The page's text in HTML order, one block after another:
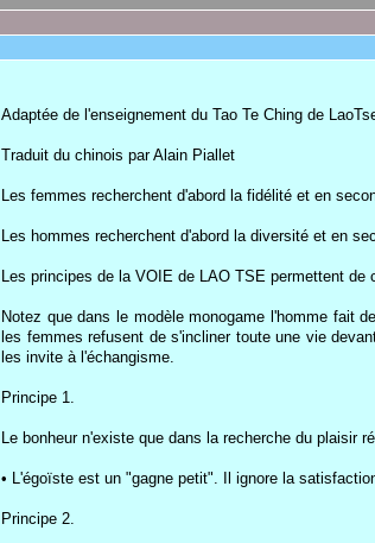
Adaptée de l'enseignement du Tao Te Ching de
Traduit du chinois par Alain Piallet
Les femmes recherchent d'abord la fidélité et en
Les hommes recherchent d'abord la diversité et en
Les principes de la VOIE de LAO TSE permettent
Notez que dans le modèle monogame l'homme fait
les femmes refusent de s'incliner toute une vie
les invite à l'échangisme.
Principe 1.
Le bonheur n'existe que dans la recherche du plaisir
• L'égoïste est un "gagne petit". Il ignore la
Principe 2.